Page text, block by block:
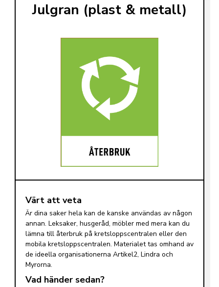
Julgran (plast & metall)
Värt att veta
Är dina saker hela kan de kanske användas av någon
annan. Leksaker, husgeråd, möbler med mera kan du
lämna till återbruk på kretsloppscentralen eller den
mobila kretsloppscentralen. Materialet tas omhand av
de ideella organisationerna Artikel2, Lindra och
Myrorna.
Vad händer sedan?